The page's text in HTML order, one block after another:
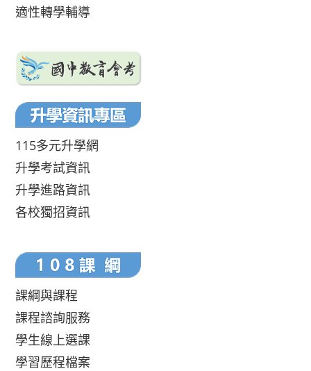
適性轉學輔導
115多元升學網
升學考試資訊
升學進路資訊
各校獨招資訊
課綱與課程
課程諮詢服務
學生線上選課
學習歷程檔案